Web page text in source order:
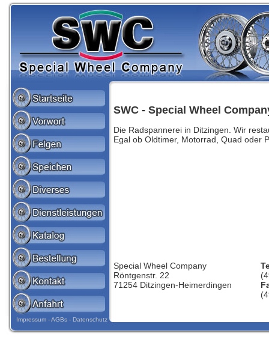
SWC - Special Wheel
Die Radspannerei in Ditzingen. Wir
Egal ob Oldtimer, Motorrad, Quad oder
Special Wheel Company
Röntgenstr. 22
71254 Ditzingen-Heimerdingen
Impressum -AGBs - Datenschutz